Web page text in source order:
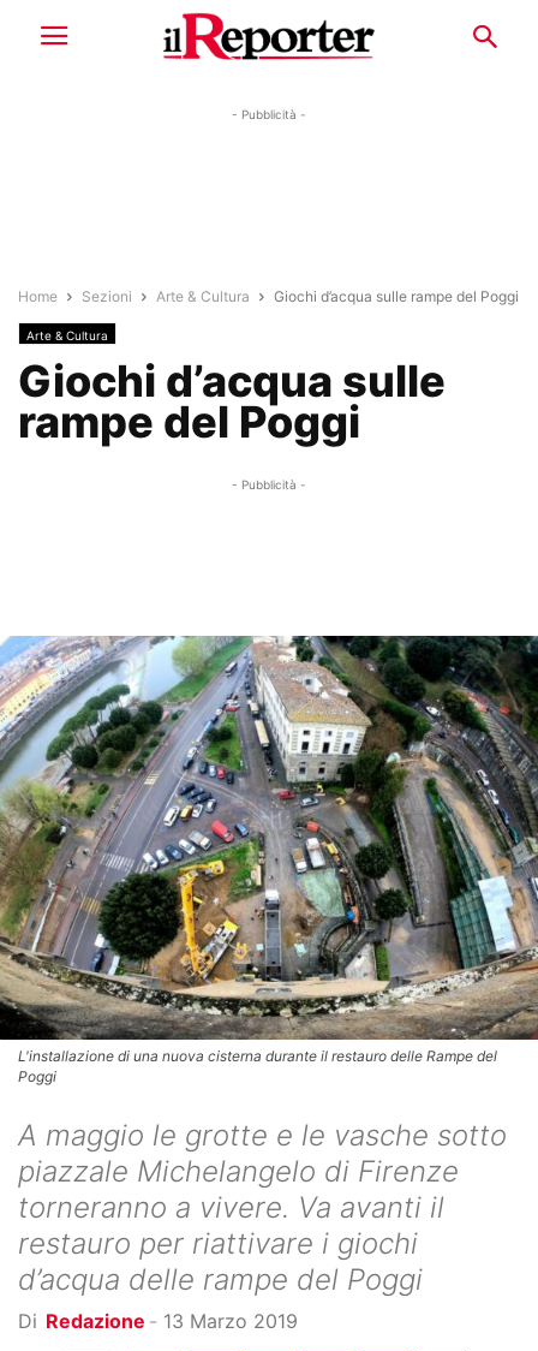
- Pubblicità -
Home Sezioni Arte & Cultura Giochi d’acqua sulle rampe del Poggi
Arte & Cultura
Giochi d’acqua sulle
rampe del Poggi
- Pubblicità -
L'installazione di una nuova cisterna durante il restauro delle Rampe del
Poggi
A maggio le grotte e le vasche sotto
piazzale Michelangelo di Firenze
torneranno a vivere. Va avanti il
restauro per riattivare i giochi
d’acqua delle rampe del Poggi
Di Redazione - 13 Marzo 2019